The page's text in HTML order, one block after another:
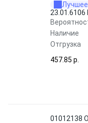
Наличие
Отгрузка
457.85 p.
01012138